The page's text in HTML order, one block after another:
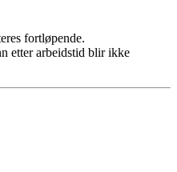
fortløpende.
etter arbeidstid blir ikke